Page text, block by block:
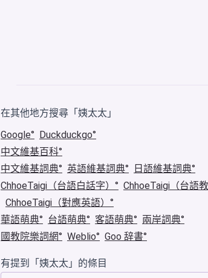
在其他地方搜尋「姨太太」
Google
Duckduckgo
中文維基百科
中文維基詞典
英語維基詞典
日語維基詞典
ChhoeTaigi（台語白話字）
ChhoeTaigi（台語教
ChhoeTaigi（對應英語）
華語萌典
台語萌典 客語萌典
兩岸詞典
國教院樂詞網
Weblio Goo 辞書
有提到「姨太太」的條目